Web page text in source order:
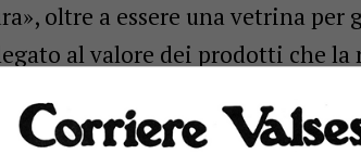
oltre a essere una vetrina per
al valore dei prodotti che la
sia in grado di usarli per